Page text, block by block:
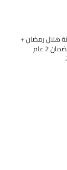
هلال رمضان +
2 عام